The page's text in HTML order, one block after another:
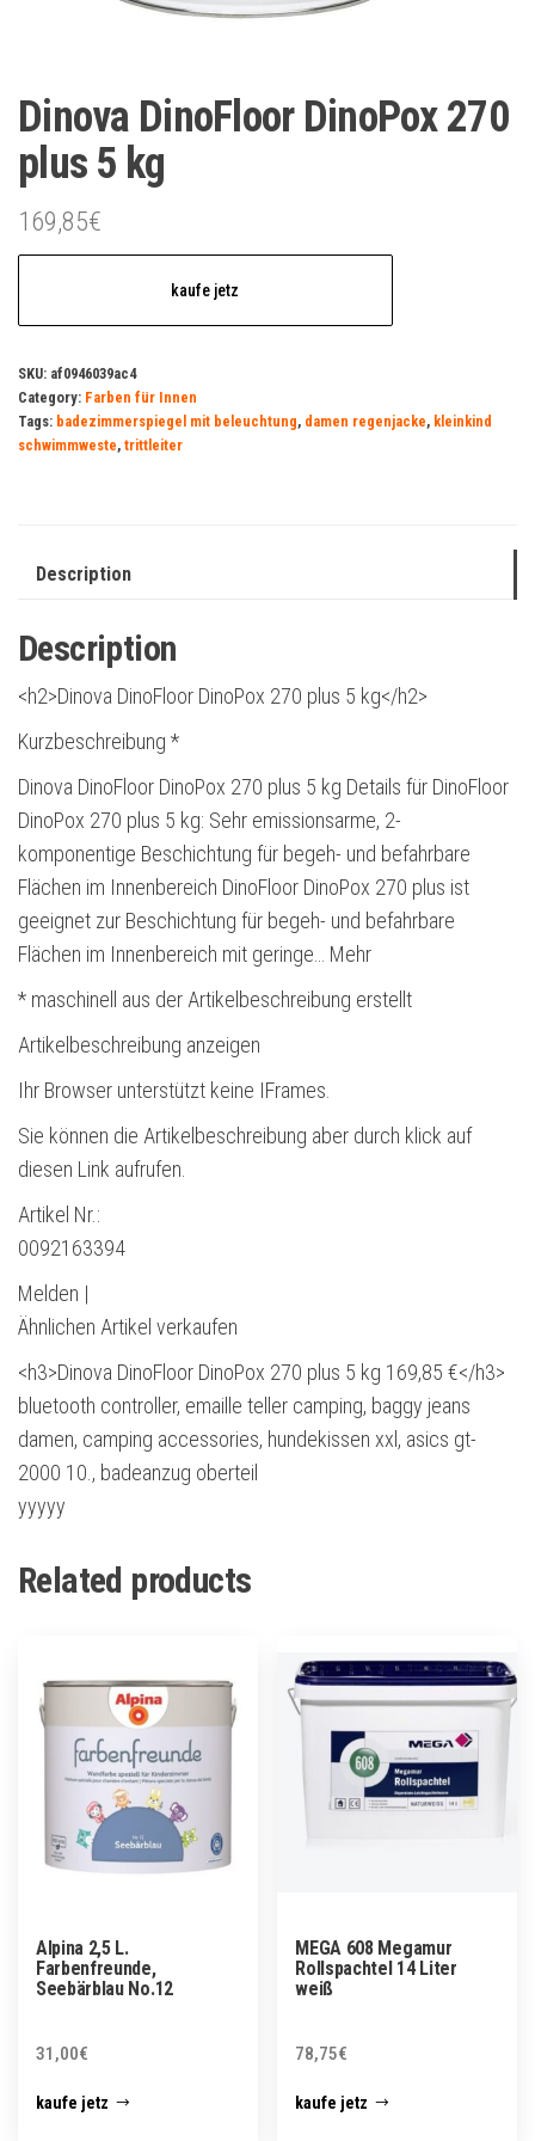
Dinova DinoFloor DinoPox 270
plus 5 kg
169,85€
kaufe jetz
SKU: af0946039ac4
Category: Farben für Innen
Tags: badezimmerspiegel mit beleuchtung, damen regenjacke, kleinkind
schwimmweste, trittleiter
Description
Description
<h2>Dinova DinoFloor DinoPox 270 plus 5 kg</h2>
Kurzbeschreibung *
Dinova DinoFloor DinoPox 270 plus 5 kg Details für DinoFloor
DinoPox 270 plus 5 kg: Sehr emissionsarme, 2-
komponentige Beschichtung für begeh- und befahrbare
Flächen im Innenbereich DinoFloor DinoPox 270 plus ist
geeignet zur Beschichtung für begeh- und befahrbare
Flächen im Innenbereich mit geringe… Mehr
* maschinell aus der Artikelbeschreibung erstellt
Artikelbeschreibung anzeigen
Ihr Browser unterstützt keine IFrames.
Sie können die Artikelbeschreibung aber durch klick auf
diesen Link aufrufen.
Artikel Nr.:
0092163394
Melden |
Ähnlichen Artikel verkaufen
<h3>Dinova DinoFloor DinoPox 270 plus 5 kg 169,85 €</h3>
bluetooth controller, emaille teller camping, baggy jeans
damen, camping accessories, hundekissen xxl, asics gt-
2000 10., badeanzug oberteil
yyyyy
Related products
Alpina 2,5 L.
Farbenfreunde,
Seebärblau No.12
31,00€
kaufe jetz
MEGA 608 Megamur
Rollspachtel 14 Liter
weiß
78,75€
kaufe jetz